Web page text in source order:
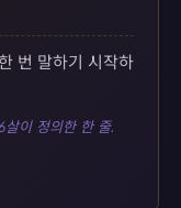
번 말하기 시작하
이 정의한 한 줄.